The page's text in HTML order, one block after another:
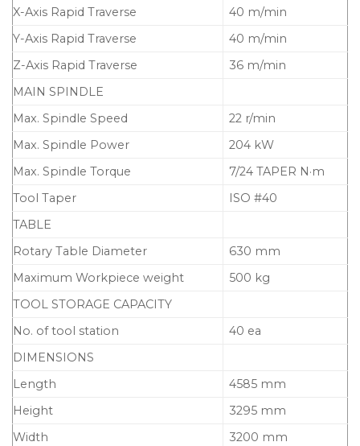
X-Axis Rapid Traverse
40 m/min
Y-Axis Rapid Traverse
40 m/min
Z-Axis Rapid Traverse
36 m/min
MAIN SPINDLE
Max. Spindle Speed
22 r/min
Max. Spindle Power
204 kW
Max. Spindle Torque
7/24 TAPER N·m
Tool Taper
ISO #40
TABLE
Rotary Table Diameter
630 mm
Maximum Workpiece weight
500 kg
TOOL STORAGE CAPACITY
No. of tool station
40 ea
DIMENSIONS
Length
4585 mm
Height
3295 mm
Width
3200 mm